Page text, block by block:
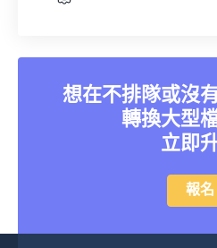
想在不排隊或沒
轉換大型
立即
報名